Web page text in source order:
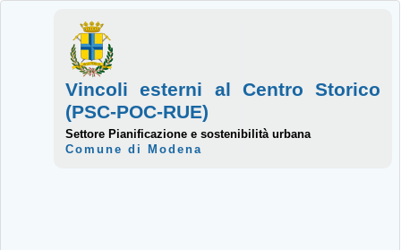
Vincoli esterni al Centro Storico
(PSC-POC-RUE)
Settore Pianificazione e sostenibilità urbana
Comune di Modena